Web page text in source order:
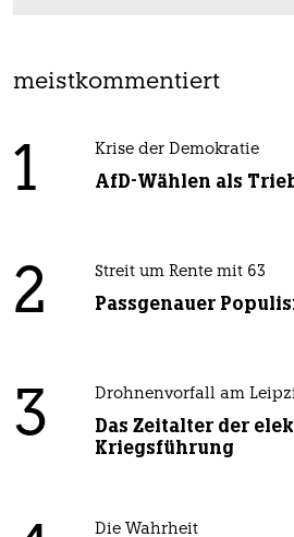
meistkommentiert
1 Krise der Demokratie
AfD-Wählen als
2 Streit um Rente mit 63
Passgenauer
3 Drohnenvorfall am
Das Zeitalter der
Kriegsführung
Die Wahrheit